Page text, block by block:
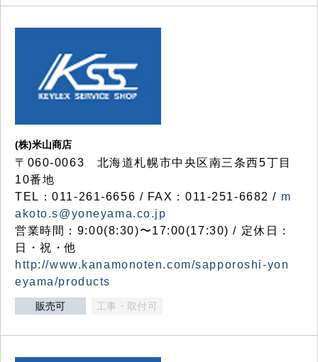
(株)米山商店
〒060-0063 北海道札幌市中央区南三条西5丁目
10番地
TEL：011-261-6656 / FAX：011-251-6682 / m
akoto.s@yoneyama.co.jp
営業時間：9:00(8:30)〜17:00(17:30) / 定休日：
日・祝・他
http://www.kanamonoten.com/sapporoshi-yon
eyama/products
販売可 工事・取付可